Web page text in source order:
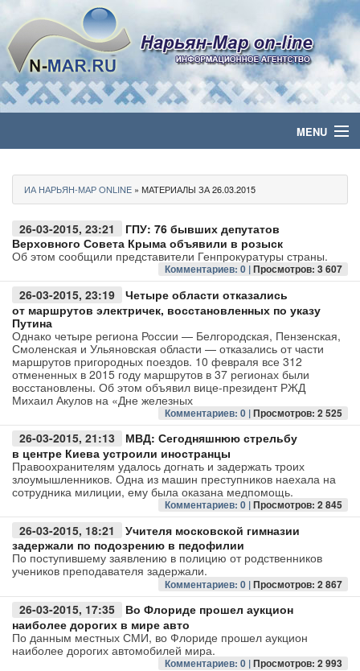
MENU
Политика
Бизнес
Общество
Культура
Медиа
Авто
Спорт
Контакты
ИА НАРЬЯН-МАР ONLINE » МАТЕРИАЛЫ ЗА 26.03.2015
26-03-2015, 23:21
ГПУ: 76 бывших депутатов
Верховного Совета Крыма объявили в розыск
Об этом сообщили представители Генпрокуратуры страны.
Комментариев: 0 |Просмотров: 3 607
26-03-2015, 23:19
Четыре области отказались
от маршрутов электричек, восстановленных по указу
Путина
Однако четыре региона России — Белгородская, Пензенская,
Смоленская и Ульяновская области — отказались от части
маршрутов пригородных поездов. 10 февраля все 312
отмененных в 2015 году маршрутов в 37 регионах были
восстановлены. Об этом объявил вице-президент РЖД
Михаил Акулов на «Дне железных
Комментариев: 0 |Просмотров: 2 525
26-03-2015, 21:13
МВД: Сегодняшнюю стрельбу
в центре Киева устроили иностранцы
Правоохранителям удалось догнать и задержать троих
злоумышленников. Одна из машин преступников наехала на
сотрудника милиции, ему была оказана медпомощь.
Комментариев: 0 |Просмотров: 2 845
26-03-2015, 18:21
Учителя московской гимназии
задержали по подозрению в педофилии
По поступившему заявлению в полицию от родственников
учеников преподавателя задержали.
Комментариев: 0 |Просмотров: 2 867
26-03-2015, 17:35
Во Флориде прошел аукцион
наиболее дорогих в мире авто
По данным местных СМИ, во Флориде прошел аукцион
наиболее дорогих автомобилей мира.
Комментариев: 0 |Просмотров: 2 993